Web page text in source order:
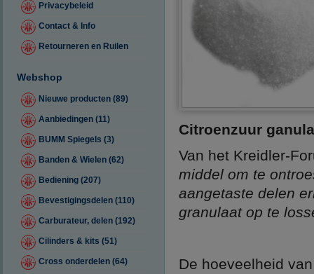
Privacybeleid
Contact & Info
Retourneren en Ruilen
Webshop
Nieuwe producten (89)
Aanbiedingen (11)
BUMM Spiegels (3)
Banden & Wielen (62)
Bediening (207)
Bevestigingsdelen (110)
Carburateur, delen (192)
Cilinders & kits (51)
Cross onderdelen (64)
Citroenzuur
Van het Kreidler-
middel om te
aangetaste delen
granulaat op te
De hoeveelheid